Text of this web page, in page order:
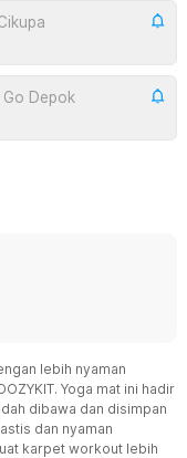
Go Depok
lebih nyaman
Yoga mat ini hadir
dibawa dan disimpan
dan nyaman
karpet workout lebih